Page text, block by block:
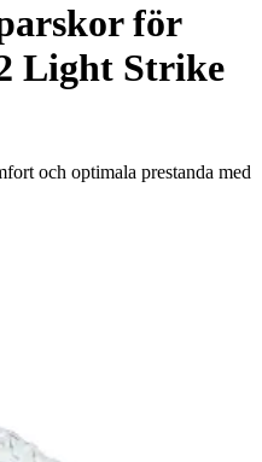
för
Light Strike
och optimala prestanda med